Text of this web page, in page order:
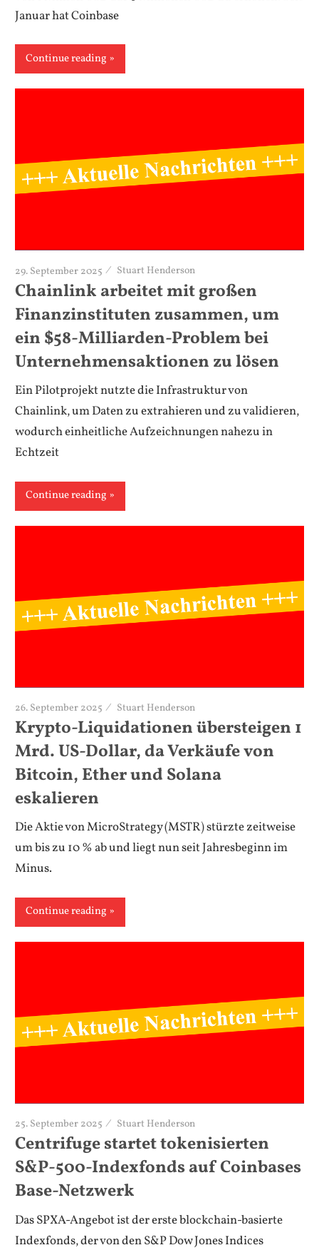
Januar hat Coinbase
Continue reading
29. September 2025 Stuart Henderson
Chainlink arbeitet mit großen
Finanzinstituten zusammen, um
ein $58-Milliarden-Problem bei
Unternehmensaktionen zu lösen
Ein Pilotprojekt nutzte die Infrastruktur von
Chainlink, um Daten zu extrahieren und zu validieren,
wodurch einheitliche Aufzeichnungen nahezu in
Echtzeit
Continue reading
26. September 2025 Stuart Henderson
Krypto-Liquidationen übersteigen 1
Mrd. US-Dollar, da Verkäufe von
Bitcoin, Ether und Solana
eskalieren
Die Aktie von MicroStrategy (MSTR) stürzte zeitweise
um bis zu 10 % ab und liegt nun seit Jahresbeginn im
Minus.
Continue reading
25. September 2025 Stuart Henderson
Centrifuge startet tokenisierten
S&P-500-Indexfonds auf Coinbases
Base-Netzwerk
Das SPXA-Angebot ist der erste blockchain-basierte
Indexfonds, der von den S&P Dow Jones Indices